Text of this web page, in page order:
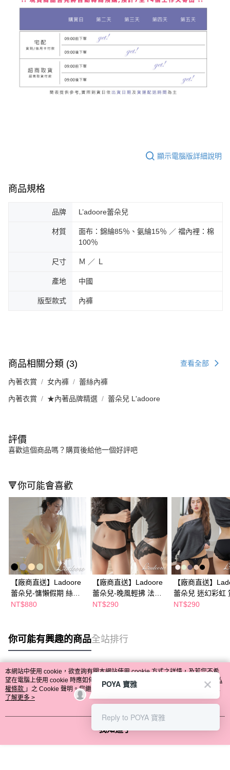
顯示電腦版詳細說明
商品規格
品牌 L’adoore蕾朵兒
材質
面布：錦綸85％、氨綸15％ ／ 襠內裡：棉
100％
尺寸 Ｍ ／ Ｌ
產地 中國
版型款式 內褲
商品相關分類 (3) 查看全部
內著衣賞 女內褲 蕾絲內褲
內著衣賞 ★內著品牌精選 蕾朵兒 L'adoore
評價
喜歡這個商品嗎？購買後給他一個好評吧
🔻你可能會喜歡
【廠商直送】Ladoore
蕾朵兒-慵懶假期 絲滑
緞面高質感睡袍
NT$880
【廠商直送】Ladoore
蕾朵兒-晚風輕拂 法式
蕾絲精品小褲
NT$290
【廠商直送】
蕾朵兒 迷幻彩虹
美臀內褲-多款任
NT$290
你可能有興趣的商品全站排行
熱門標籤
本網站中使用 cookie，欲查詢有關本網站使用 cookie 方式之詳情，及若您不希
望在電腦上使用 cookie 時應如何變更電腦的 cookie 設定，請參閱本網站「 隱私
權條款 」之 Cookie 聲明。您繼續使用本網站即表示您同意本公司得按本網站使
用條款之 Cookie 聲明使用 cookie。
了解更多 >
我知道了
POYA 寶雅
Reply to POYA 寶雅